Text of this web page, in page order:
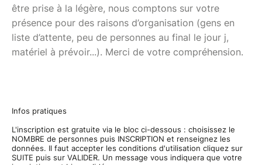
être prise à la légère, nous comptons sur votre
présence pour des raisons d’organisation (gens en
liste d’attente, peu de personnes au final le jour j,
matériel à prévoir...). Merci de votre compréhension.
Infos pratiques
L'inscription est gratuite via le bloc ci-dessous : choisissez le
NOMBRE de personnes puis INSCRIPTION et renseignez les
données. Il faut accepter les conditions d'utilisation cliquez sur
SUITE puis sur VALIDER. Un message vous indiquera que votre